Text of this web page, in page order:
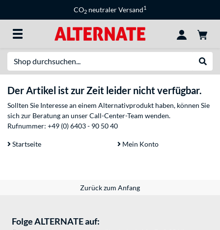
CO2 neutraler Versand1
Der Artikel ist zur Zeit leider nicht verfügbar.
Sollten Sie Interesse an einem Alternativprodukt haben, können Sie
sich zur Beratung an unser Call-Center-Team wenden.
Rufnummer: +49 (0) 6403 - 90 50 40
Startseite Mein Konto
Zurück zum Anfang
Folge ALTERNATE auf: